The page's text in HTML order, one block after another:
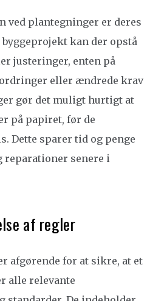
ved plantegninger er deres
kan der opstå
justeringer, enten på
eller ændrede krav
gør det muligt hurtigt at
på papiret, før de
Dette sparer tid og penge
reparationer senere i
af regler
afgørende for at sikre, at et
alle relevante